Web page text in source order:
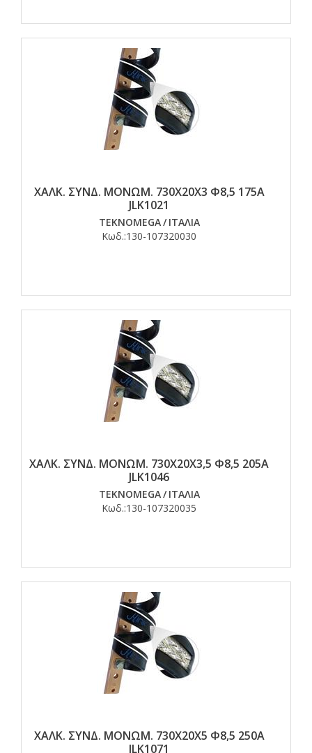
ΧΑΛΚ. ΣΥΝΔ. ΜΟΝΩΜ. 730Χ20Χ3 Φ8,5 175Α
JLK1021
TEKNOMEGA/ ΙΤΑΛΙΑ
Κωδ.:130-107320030
ΧΑΛΚ. ΣΥΝΔ. ΜΟΝΩΜ. 730Χ20Χ3,5 Φ8,5 205Α
JLK1046
TEKNOMEGA/ ΙΤΑΛΙΑ
Κωδ.:130-107320035
ΧΑΛΚ. ΣΥΝΔ. ΜΟΝΩΜ. 730Χ20Χ5 Φ8,5 250Α
JLK1071